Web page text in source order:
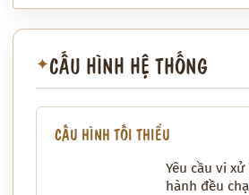
✦CẤU HÌNH HỆ THỐNG
CẤU HÌNH TỐI THIỂU
Yêu cầu vi
hành đều